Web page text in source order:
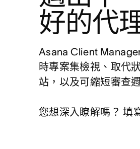
好的代
Asana Client
時專案集檢視、取代
站，以及可縮短審查
您想深入瞭解嗎？ 填